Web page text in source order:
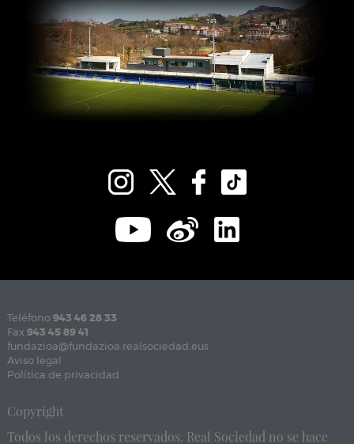
Teléfono 943 46 28 33
Fax 943 45 89 41
fundazioa@fundazioa.realsociedad.eus
Aviso legal
Política de privacidad
Copyright
Todos los derechos reservados. Real Sociedad no se hace